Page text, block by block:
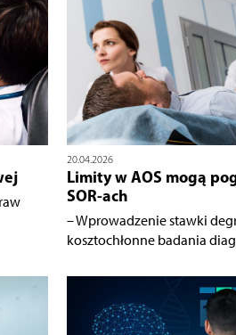
20.04.2026
Limity w AOS mogą
SOR-ach
– Wprowadzenie stawki
kosztochłonne badania